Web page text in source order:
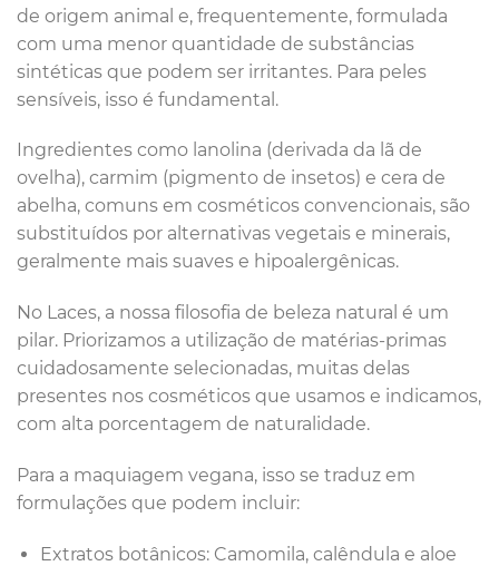
de origem animal e, frequentemente, formulada
com uma menor quantidade de substâncias
sintéticas que podem ser irritantes. Para peles
sensíveis, isso é fundamental.
Ingredientes como lanolina (derivada da lã de
ovelha), carmim (pigmento de insetos) e cera de
abelha, comuns em cosméticos convencionais, são
substituídos por alternativas vegetais e minerais,
geralmente mais suaves e hipoalergênicas.
No Laces, a nossa filosofia de beleza natural é um
pilar. Priorizamos a utilização de matérias-primas
cuidadosamente selecionadas, muitas delas
presentes nos cosméticos que usamos e indicamos,
com alta porcentagem de naturalidade.
Para a maquiagem vegana, isso se traduz em
formulações que podem incluir:
Extratos botânicos: Camomila, calêndula e aloe